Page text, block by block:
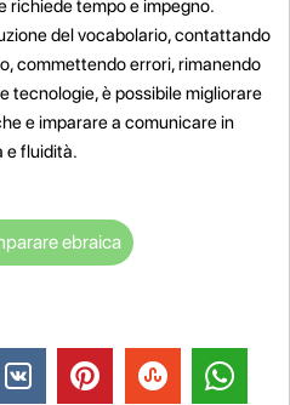
richiede tempo e impegno.
del vocabolario, contattando
commettendo errori, rimanendo
tecnologie, è possibile migliorare
e imparare a comunicare in
e fluidità.
ebraica